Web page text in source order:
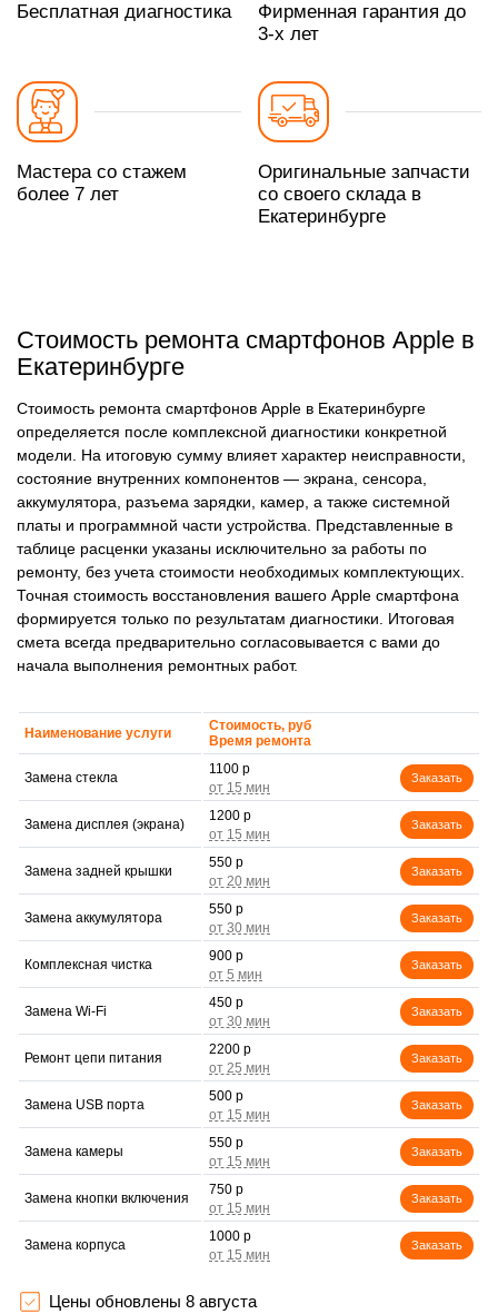
Бесплатная диагностика
Фирменная гарантия до
3-х лет
Мастера со стажем
более 7 лет
Оригинальные запчасти
со своего склада в
Екатеринбурге
Стоимость ремонта смартфонов Apple в
Екатеринбурге
Стоимость ремонта смартфонов Apple в Екатеринбурге
определяется после комплексной диагностики конкретной
модели. На итоговую сумму влияет характер неисправности,
состояние внутренних компонентов — экрана, сенсора,
аккумулятора, разъема зарядки, камер, а также системной
платы и программной части устройства. Представленные в
таблице расценки указаны исключительно за работы по
ремонту, без учета стоимости необходимых комплектующих.
Точная стоимость восстановления вашего Apple смартфона
формируется только по результатам диагностики. Итоговая
смета всегда предварительно согласовывается с вами до
начала выполнения ремонтных работ.
Наименование услуги
Стоимость, руб
Время ремонта
Замена стекла
1100 р
Заказать
Замена дисплея (экрана)
1200 р
Заказать
Замена задней крышки
550 р
Заказать
Замена аккумулятора
550 р
Заказать
Комплексная чистка
900 р
Заказать
Замена Wi-Fi
450 р
Заказать
Ремонт цепи питания
2200 р
Заказать
Замена USB порта
500 р
Заказать
Замена камеры
550 р
Заказать
Замена кнопки включения
750 р
Заказать
Замена корпуса
1000 р
Заказать
Ремонт сим лотка
Цены обновлены 8 августа